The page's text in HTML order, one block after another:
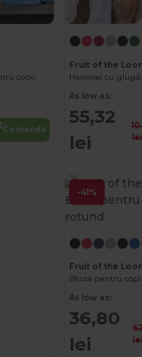
copii
Comandă
Fruit of the
Hanorac cu glugă
As low as:
55,32
lei
lei
-41%
Fruit of the
Bluza pentru
As low as:
36,80
lei